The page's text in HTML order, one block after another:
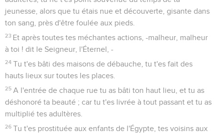
jeunesse, alors que tu étais nue et découverte, gisante dans
ton sang, près d'être foulée aux pieds.
23 Et après toutes tes méchantes actions, -malheur, malheur
à toi ! dit le Seigneur, l'Éternel, -
24 Tu t'es bâti des maisons de débauche, tu t'es fait des
hauts lieux sur toutes les places.
25 A l'entrée de chaque rue tu as bâti ton haut lieu, et tu as
déshonoré ta beauté ; car tu t'es livrée à tout passant et tu as
multiplié tes adultères.
26 Tu t'es prostituée aux enfants de l'Égypte, tes voisins aux